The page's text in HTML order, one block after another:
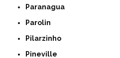
Paranagua
Parolin
Pilarzinho
Pineville